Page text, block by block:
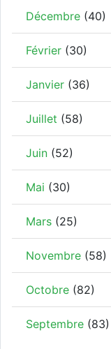
Décembre (40)
Février (30)
Janvier (36)
Juillet (58)
Juin (52)
Mai (30)
Mars (25)
Novembre (58)
Octobre (82)
Septembre (83)